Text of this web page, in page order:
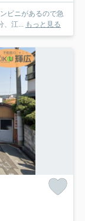
ビニがあるので急
、江... もっと見る